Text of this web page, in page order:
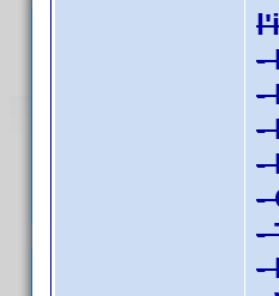
-
-
-
-
-
-
-